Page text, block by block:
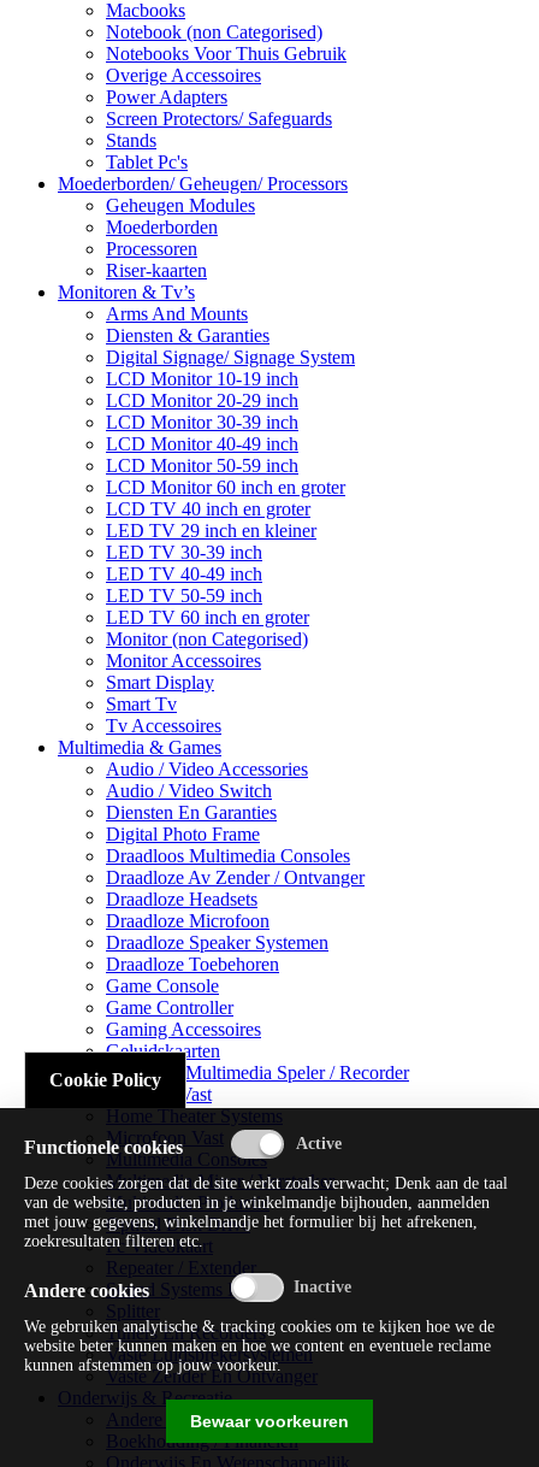
Macbooks
Notebook (non Categorised)
Notebooks Voor Thuis Gebruik
Overige Accessoires
Power Adapters
Screen Protectors/ Safeguards
Stands
Tablet Pc's
Moederborden/ Geheugen/ Processors
Geheugen Modules
Moederborden
Processoren
Riser-kaarten
Monitoren & Tv’s
Arms And Mounts
Diensten & Garanties
Digital Signage/ Signage System
LCD Monitor 10-19 inch
LCD Monitor 20-29 inch
LCD Monitor 30-39 inch
LCD Monitor 40-49 inch
LCD Monitor 50-59 inch
LCD Monitor 60 inch en groter
LCD TV 40 inch en groter
LED TV 29 inch en kleiner
LED TV 30-39 inch
LED TV 40-49 inch
LED TV 50-59 inch
LED TV 60 inch en groter
Monitor (non Categorised)
Monitor Accessoires
Smart Display
Smart Tv
Tv Accessoires
Multimedia & Games
Audio / Video Accessories
Audio / Video Switch
Diensten En Garanties
Digital Photo Frame
Draadloos Multimedia Consoles
Draadloze Av Zender / Ontvanger
Draadloze Headsets
Draadloze Microfoon
Draadloze Speaker Systemen
Draadloze Toebehoren
Game Console
Game Controller
Gaming Accessoires
Geluidskaarten
Handheld Multimedia Speler / Recorder
Headsets Vast
Home Theater Systems
Microfoon Vast
Multimedia Consoles
Multimedia Mixer / Versterker
Multimedia Productie
Optical Disk Drive
Pc Videokaart
Repeater / Extender
Sound Systems Hi-fi
Splitter
Tuners En Recorders
Vaste Luidsprekersystemen
Vaste Zender En Ontvanger
Onderwijs & Recreatie
Andere Beveiligingssoftware
Boekhouding / Financiën
Cookie Policy
Functionele cookies
Deze cookies zorgen dat de site werkt zoals verwacht; Denk aan de taal
van de website, producten in je winkelmandje bijhouden, aanmelden
met jouw gegevens, winkelmandje het formulier bij het afrekenen,
zoekresultaten filteren etc.
Andere cookies
We gebruiken analytische & tracking cookies om te kijken hoe we de
website beter kunnen maken en hoe we content en eventuele reclame
kunnen afstemmen op jouw voorkeur.
Bewaar voorkeuren